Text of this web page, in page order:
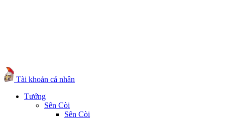
Tài khoản cá nhân
Tướng
Sên Còi
Sên Còi